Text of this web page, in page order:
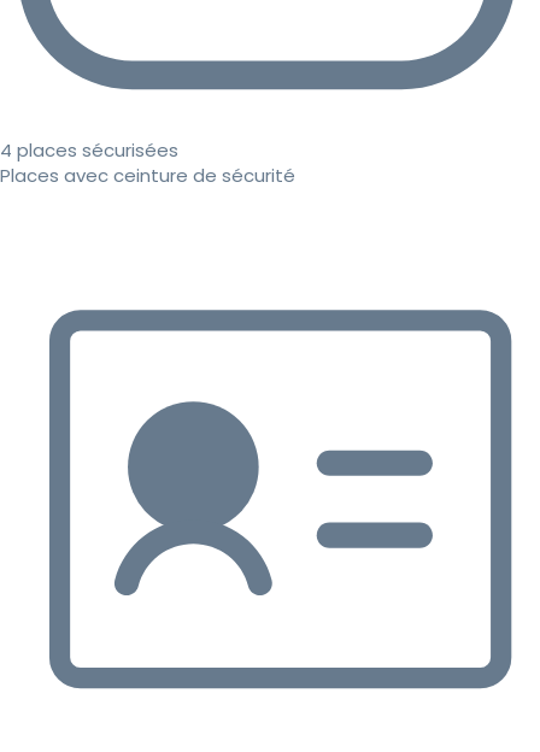
4 places sécurisées
Places avec ceinture de sécurité